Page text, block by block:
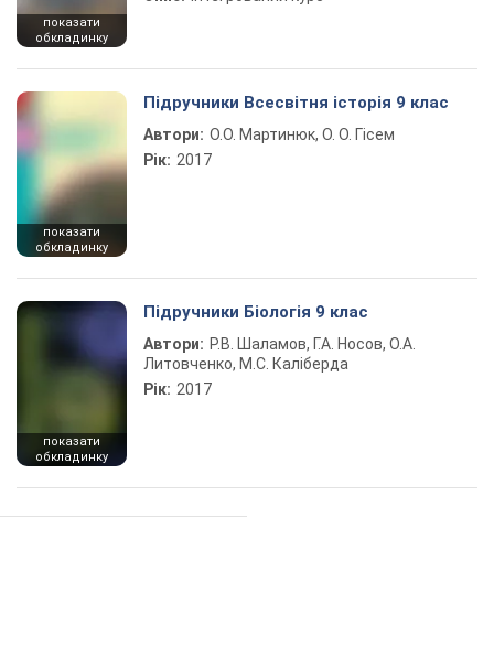
показати
обкладинку
показати
обкладинку
Підручники Всесвітня історія 9 клас
Автори: О.О. Мартинюк, О. О. Гісем
Рік: 2017
показати
обкладинку
Підручники Біологія 9 клас
Автори: Р.В. Шаламов, Г.А. Носов, О.А.
Литовченко, М.С. Каліберда
Рік: 2017